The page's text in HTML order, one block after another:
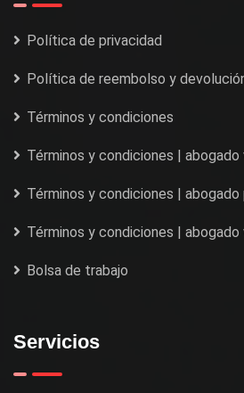
Política de privacidad
Política de reembolso y
Términos y condiciones
Términos y condiciones | abogado
Términos y condiciones | abogado
Términos y condiciones | abogado
Bolsa de trabajo
Servicios